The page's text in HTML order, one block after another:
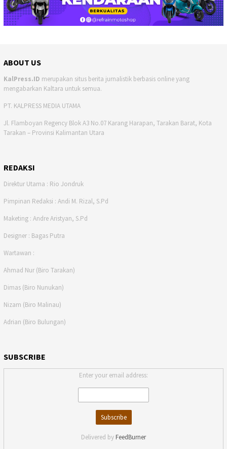
ABOUT US
KalPress.ID merupakan situs berita jurnalistik berbasis online yang
mengabarkan Kaltara untuk semua.
PT. KALPRESS MEDIA UTAMA
Jl. Flamboyan Regency Blok A3 No.07 Karang Harapan, Tarakan Barat, Kota
Tarakan – Provinsi Kalimantan Utara
REDAKSI
Direktur Utama : Rio Jondruk
Pimpinan Redaksi : Andi M. Rizal, S.Pd
Maketing : Andre Aristyan, S.Pd
Designer : Bagas Putra
Wartawan :
Ahmad Nur (Biro Tarakan)
Dimas (Biro Nunukan)
Nizam (Biro Malinau)
Adrian (Biro Bulungan)
SUBSCRIBE
Enter your email address:
Delivered by FeedBurner